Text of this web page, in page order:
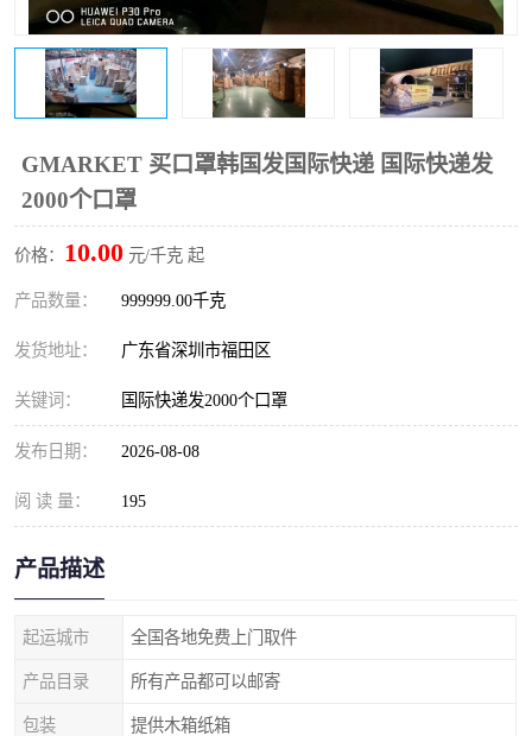
GMARKET 买口罩韩国发国际快递 国际快递发
2000个口罩
价格： 10.00 元/千克 起
产品数量： 999999.00千克
发货地址： 广东省深圳市福田区
关键词： 国际快递发2000个口罩
发布日期： 2026-08-08
阅 读 量： 195
产品描述
起运城市 全国各地免费上门取件
产品目录 所有产品都可以邮寄
包装 提供木箱纸箱